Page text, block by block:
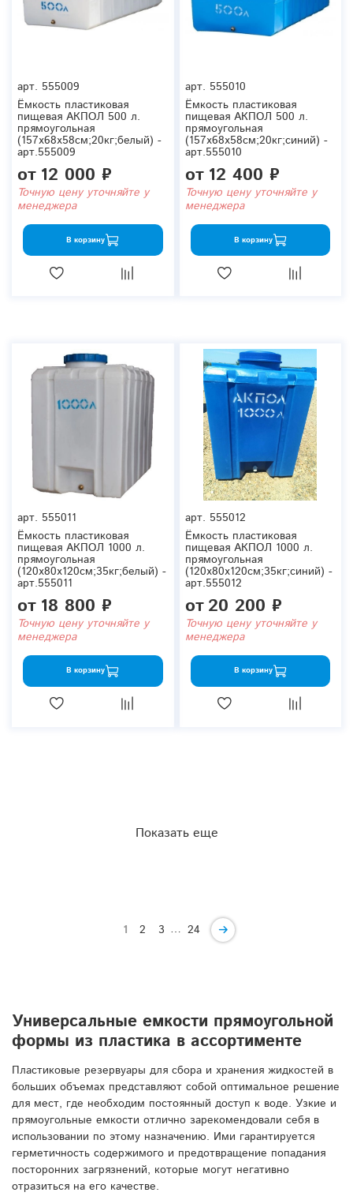
арт. 555009
Ёмкость пластиковая
пищевая АКПОЛ 500 л.
прямоугольная
(157x68x58см;20кг;белый) -
арт.555009
от 12 000 ₽
Точную цену уточняйте у
менеджера
В корзину
арт. 555010
Ёмкость пластиковая
пищевая АКПОЛ 500 л.
прямоугольная
(157x68x58см;20кг;синий) -
арт.555010
от 12 400 ₽
Точную цену уточняйте у
менеджера
В корзину
арт. 555011
Ёмкость пластиковая
пищевая АКПОЛ 1000 л.
прямоугольная
(120x80x120см;35кг;белый) -
арт.555011
от 18 800 ₽
Точную цену уточняйте у
менеджера
В корзину
арт. 555012
Ёмкость пластиковая
пищевая АКПОЛ 1000 л.
прямоугольная
(120x80x120см;35кг;синий) -
арт.555012
от20 200 ₽
Точную цену уточняйте у
менеджера
В корзину
Показать еще
1 2 3 … 24
Универсальные емкости прямоугольной
формы из пластика в ассортименте
Пластиковые резервуары для сбора и хранения жидкостей в
больших объемах представляют собой оптимальное решение
для мест, где необходим постоянный доступ к воде. Узкие и
прямоугольные емкости отлично зарекомендовали себя в
использовании по этому назначению. Ими гарантируется
герметичность содержимого и предотвращение попадания
посторонних загрязнений, которые могут негативно
отразиться на его качестве.